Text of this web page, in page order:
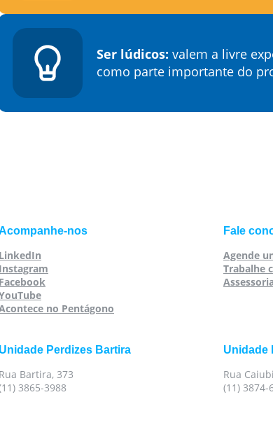
Ser lúdicos: valem a livre
como parte importante do
nos
LinkedIn
Instagram
Facebook
no Pentágono
Fale
Agende
Trabalhe
Unidade Perdizes Bartira
Rua Bartira, 373
3865-3988
Unidade
Rua
(11) 3874-